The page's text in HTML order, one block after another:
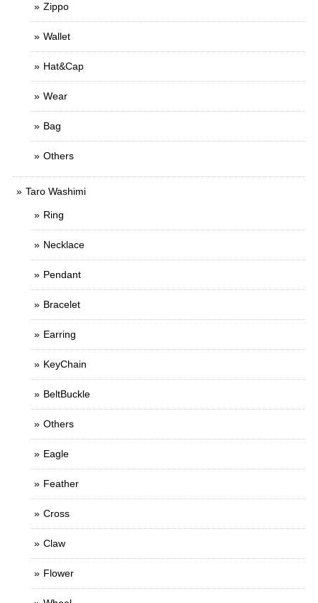
Zippo
Wallet
Hat&Cap
Wear
Bag
Others
Taro Washimi
Ring
Necklace
Pendant
Bracelet
Earring
KeyChain
BeltBuckle
Others
Eagle
Feather
Cross
Claw
Flower